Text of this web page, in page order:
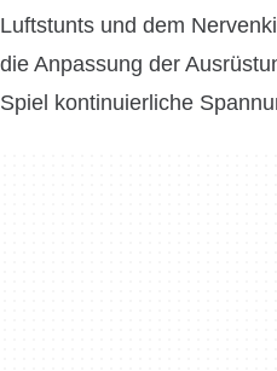
Luftstunts und dem
die Anpassung der
Spiel kontinuierliche